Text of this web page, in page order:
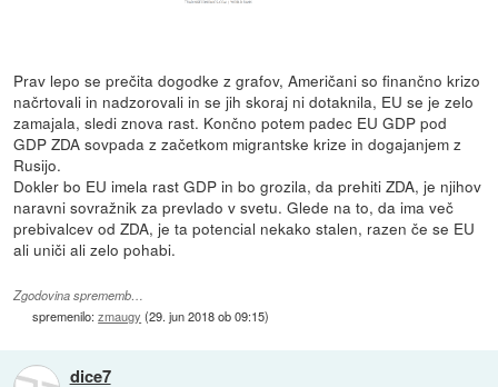
Prav lepo se prečita dogodke z grafov, Američani so finančno krizo
načrtovali in nadzorovali in se jih skoraj ni dotaknila, EU se je zelo
zamajala, sledi znova rast. Končno potem padec EU GDP pod
GDP ZDA sovpada z začetkom migrantske krize in dogajanjem z
Rusijo.
Dokler bo EU imela rast GDP in bo grozila, da prehiti ZDA, je njihov
naravni sovražnik za prevlado v svetu. Glede na to, da ima več
prebivalcev od ZDA, je ta potencial nekako stalen, razen če se EU
ali uniči ali zelo pohabi.
Zgodovina sprememb…
spremenilo:zmaugy (29. jun 2018 ob 09:15)
dice7